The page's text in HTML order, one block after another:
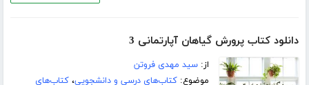
دانلود کتاب پرورش گیاهان آپارتمانی 3
از:سید مهدی فروتن
موضوع:کتاب‌های درسی و دانشجویی،کتاب‌های